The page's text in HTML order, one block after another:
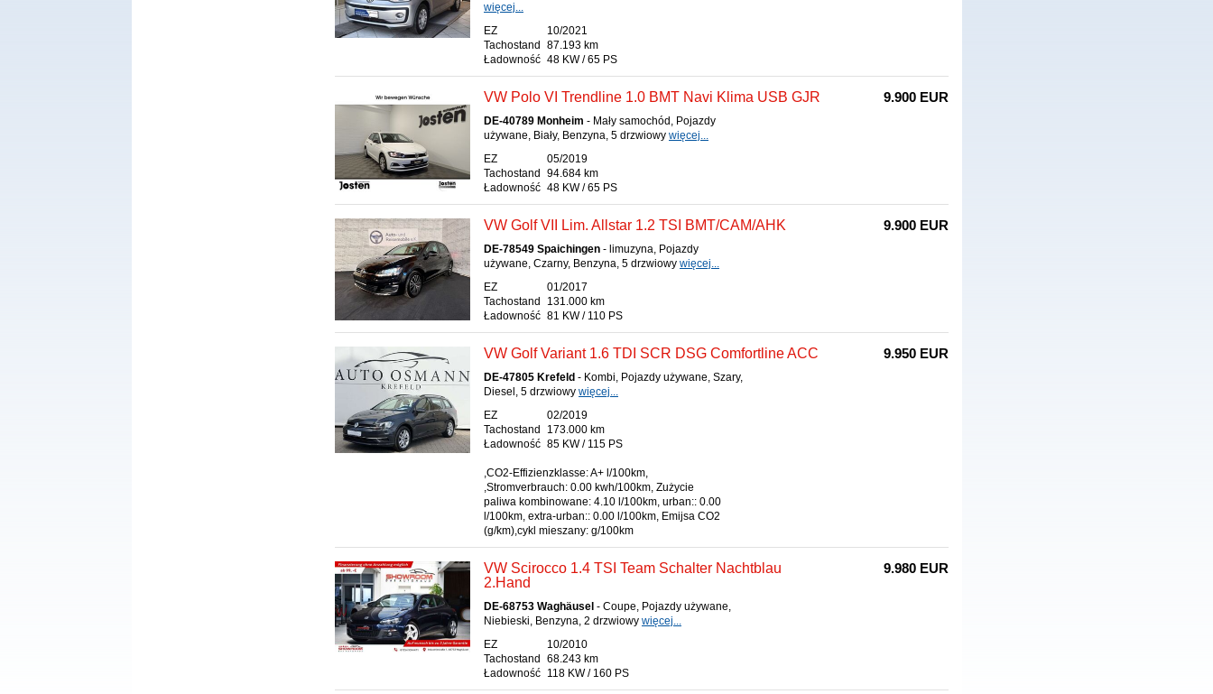
więcej...
EZ
10/2021
Tachostand
87.193 km
Ładowność 48 KW / 65 PS
9.900 EUR
VW Polo VI Trendline 1.0 BMT Navi Klima USB GJR
DE-40789 Monheim - Mały samochód, Pojazdy
używane, Biały, Benzyna, 5 drzwiowy więcej...
EZ
05/2019
Tachostand
94.684 km
Ładowność 48 KW / 65 PS
9.900 EUR
VW Golf VII Lim. Allstar 1.2 TSI BMT/CAM/AHK
DE-78549 Spaichingen - limuzyna, Pojazdy
używane, Czarny, Benzyna, 5 drzwiowy więcej...
EZ
01/2017
Tachostand
131.000 km
Ładowność 81 KW / 110 PS
9.950 EUR
VW Golf Variant 1.6 TDI SCR DSG Comfortline ACC
DE-47805 Krefeld - Kombi, Pojazdy używane, Szary,
Diesel, 5 drzwiowy więcej...
EZ
02/2019
Tachostand
173.000 km
Ładowność 85 KW / 115 PS
,CO2-Effizienzklasse: A+ l/100km,
,Stromverbrauch: 0.00 kwh/100km, Zużycie
paliwa kombinowane: 4.10 l/100km, urban:: 0.00
l/100km, extra-urban:: 0.00 l/100km, Emijsa CO2
(g/km),cykl mieszany: g/100km
9.980 EUR
VW Scirocco 1.4 TSI Team Schalter Nachtblau
2.Hand
DE-68753 Waghäusel - Coupe, Pojazdy używane,
Niebieski, Benzyna, 2 drzwiowy więcej...
EZ
10/2010
Tachostand
68.243 km
Ładowność 118 KW / 160 PS